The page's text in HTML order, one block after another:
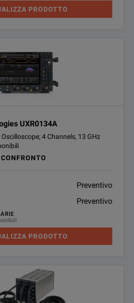
PRODOTTO
UXR0134A
4 Channels, 13 GHz
Preventivo
Preventivo
PRODOTTO